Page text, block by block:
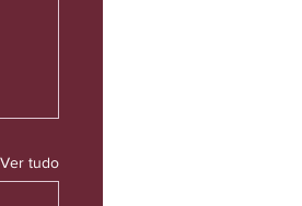
Ver tudo